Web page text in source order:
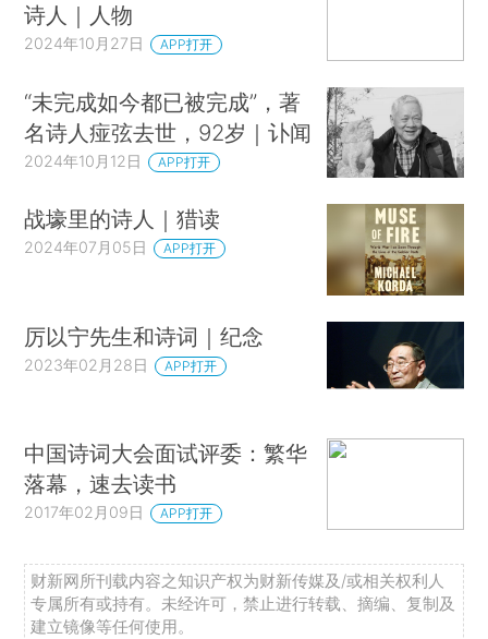
诗人｜人物
2024年10月27日 APP打开
“未完成如今都已被完成”，著
名诗人痖弦去世，92岁｜讣闻
2024年10月12日 APP打开
战壕里的诗人｜猎读
2024年07月05日 APP打开
厉以宁先生和诗词｜纪念
2023年02月28日 APP打开
中国诗词大会面试评委：繁华
落幕，速去读书
2017年02月09日 APP打开
财新网所刊载内容之知识产权为财新传媒及/或相关权利人
专属所有或持有。未经许可，禁止进行转载、摘编、复制及
建立镜像等任何使用。